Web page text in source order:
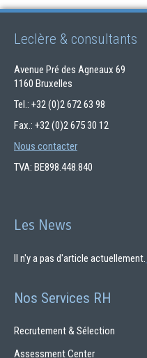
Leclère & consultants
Avenue Pré des Agneaux 69
1160 Bruxelles
Tel.: +32 (0)2 672 63 98
Fax.: +32 (0)2 675 30 12
Nous contacter
TVA: BE898.448.840
Les News
Il n'y a pas d'article actuellement.
Nos Services RH
Recrutement & Sélection
Assessment Center